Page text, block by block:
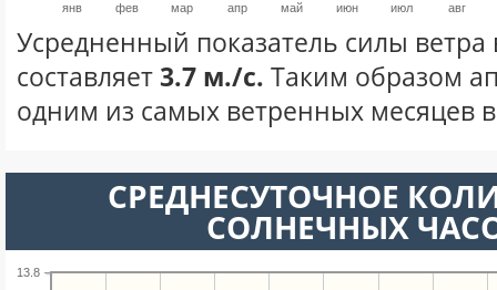
янв фев мар апр май июн июл авг
Усредненный показатель силы ветра
составляет3.7 м./с. Таким образом
одним из самых ветренных месяцев в
СРЕДНЕСУТОЧНОЕ
СОЛНЕЧНЫХ
13.8